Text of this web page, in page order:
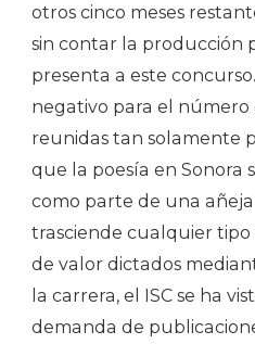
otros cinco meses
sin contar la producción
presenta a este
negativo para el número
reunidas tan solamente
que la poesía en Sonora
como parte de una
trasciende cualquier tipo
de valor dictados
la carrera, el ISC se ha
demanda de